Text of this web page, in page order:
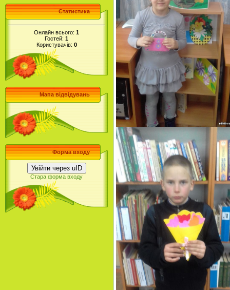
Статистика
Онлайн всього: 1
Гостей: 1
Користувачів: 0
Мапа відвідувань
Форма входу
Увійти через uID
Стара форма входу